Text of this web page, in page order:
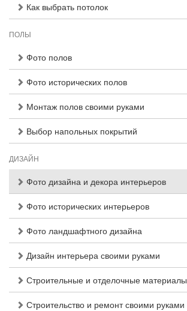
Как выбрать потолок
ПОЛЫ
Фото полов
Фото исторических полов
Монтаж полов своими руками
Выбор напольных покрытий
ДИЗАЙН
Фото дизайна и декора интерьеров
Фото исторических интерьеров
Фото ландшафтного дизайна
Дизайн интерьера своими руками
Строительные и отделочные материалы
Строительство и ремонт своими руками